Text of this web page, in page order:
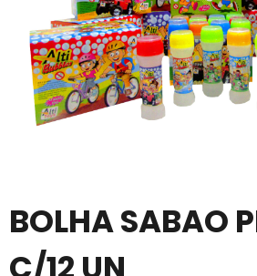
BOLHA SABAO